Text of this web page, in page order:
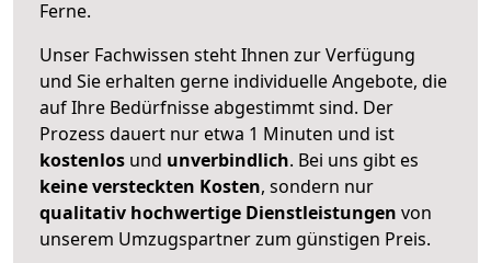
Ferne.
Unser Fachwissen steht Ihnen zur Verfügung
und Sie erhalten gerne individuelle Angebote, die
auf Ihre Bedürfnisse abgestimmt sind. Der
Prozess dauert nur etwa 1 Minuten und ist
kostenlos und unverbindlich. Bei uns gibt es
keine versteckten Kosten, sondern nur
qualitativ hochwertige Dienstleistungen von
unserem Umzugspartner zum günstigen Preis.